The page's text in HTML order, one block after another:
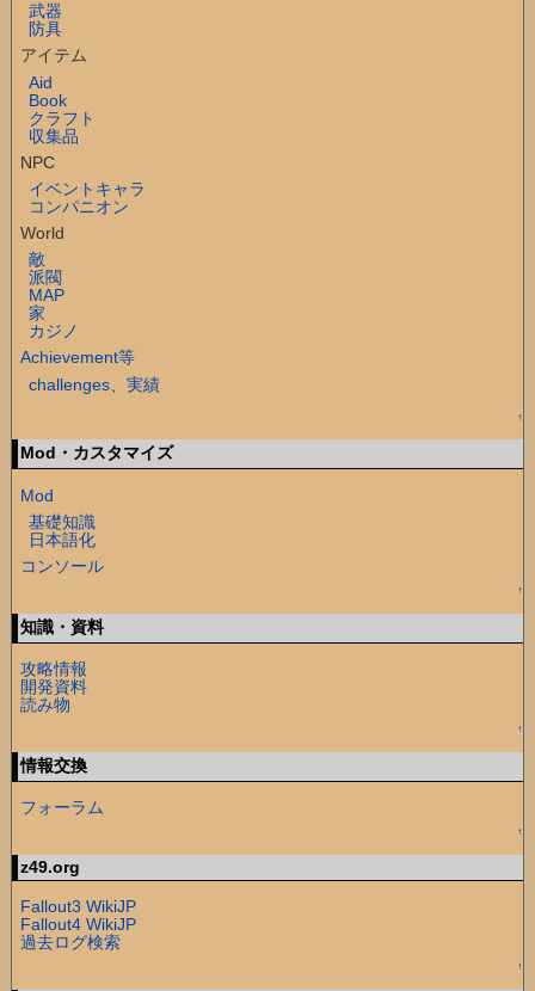
武器
防具
アイテム
Aid
Book
クラフト
収集品
NPC
イベントキャラ
コンパニオン
World
敵
派閥
MAP
家
カジノ
Achievement等
challenges、実績
↑
Mod・カスタマイズ
Mod
基礎知識
日本語化
コンソール
↑
知識・資料
攻略情報
開発資料
読み物
↑
情報交換
フォーラム
↑
z49.org
Fallout3 WikiJP
Fallout4 WikiJP
過去ログ検索
↑